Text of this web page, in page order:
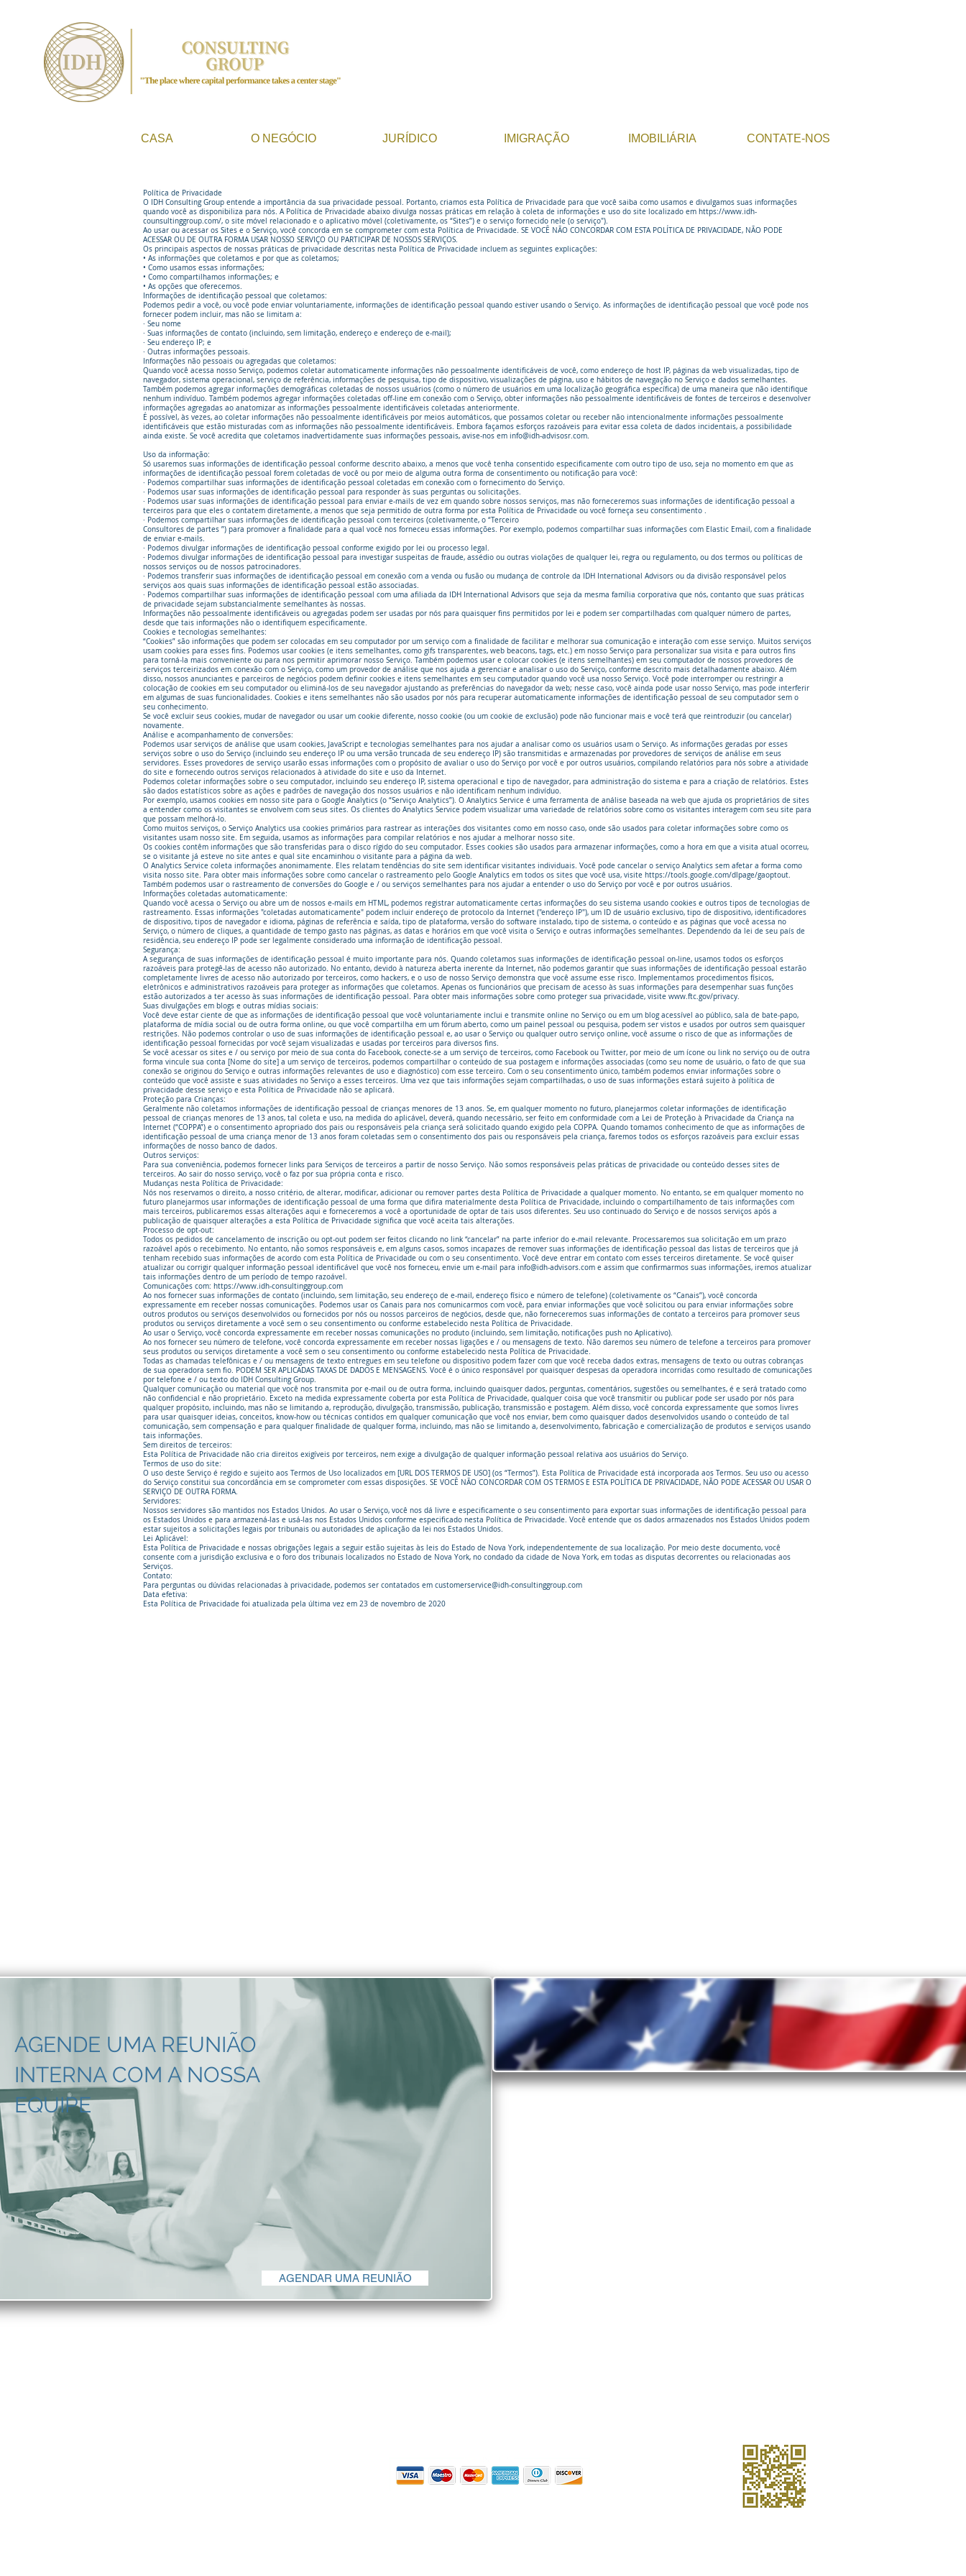
CASA O NEGÓCIO JURÍDICO IMIGRAÇÃO IMOBILIÁRIA CONTATE-NOS
Política de Privacidade
O IDH Consulting Group entende a importância da sua privacidade pessoal. Portanto, criamos esta Política de Privacidade para que você saiba como usamos e divulgamos suas informações
quando você as disponibiliza para nós. A Política de Privacidade abaixo divulga nossas práticas em relação à coleta de informações e uso do site localizado em https://www.idh-
counsultinggroup.com/, o site móvel relacionado e o aplicativo móvel (coletivamente, os “Sites”) e o serviço fornecido nele (o serviço").
Ao usar ou acessar os Sites e o Serviço, você concorda em se comprometer com esta Política de Privacidade. SE VOCÊ NÃO CONCORDAR COM ESTA POLÍTICA DE PRIVACIDADE, NÃO PODE
ACESSAR OU DE OUTRA FORMA USAR NOSSO SERVIÇO OU PARTICIPAR DE NOSSOS SERVIÇOS.
Os principais aspectos de nossas práticas de privacidade descritas nesta Política de Privacidade incluem as seguintes explicações:
• As informações que coletamos e por que as coletamos;
• Como usamos essas informações;
• Como compartilhamos informações; e
• As opções que oferecemos.
Informações de identificação pessoal que coletamos:
Podemos pedir a você, ou você pode enviar voluntariamente, informações de identificação pessoal quando estiver usando o Serviço. As informações de identificação pessoal que você pode nos
fornecer podem incluir, mas não se limitam a:
· Seu nome
· Suas informações de contato (incluindo, sem limitação, endereço e endereço de e-mail);
· Seu endereço IP; e
· Outras informações pessoais.
Informações não pessoais ou agregadas que coletamos:
Quando você acessa nosso Serviço, podemos coletar automaticamente informações não pessoalmente identificáveis ​​de você, como endereço de host IP, páginas da web visualizadas, tipo de
navegador, sistema operacional, serviço de referência, informações de pesquisa, tipo de dispositivo, visualizações de página, uso e hábitos de navegação no Serviço e dados semelhantes.
Também podemos agregar informações demográficas coletadas de nossos usuários (como o número de usuários em uma localização geográfica específica) de uma maneira que não identifique
nenhum indivíduo. Também podemos agregar informações coletadas off-line em conexão com o Serviço, obter informações não pessoalmente identificáveis ​​de fontes de terceiros e desenvolver
informações agregadas ao anatomizar as informações pessoalmente identificáveis ​​coletadas anteriormente.
É possível, às vezes, ao coletar informações não pessoalmente identificáveis ​​por meios automáticos, que possamos coletar ou receber não intencionalmente informações pessoalmente
identificáveis ​​que estão misturadas com as informações não pessoalmente identificáveis. Embora façamos esforços razoáveis ​​para evitar essa coleta de dados incidentais, a possibilidade
ainda existe. Se você acredita que coletamos inadvertidamente suas informações pessoais, avise-nos em info@idh-advisosr.com.
Uso da informação:
Só usaremos suas informações de identificação pessoal conforme descrito abaixo, a menos que você tenha consentido especificamente com outro tipo de uso, seja no momento em que as
informações de identificação pessoal forem coletadas de você ou por meio de alguma outra forma de consentimento ou notificação para você:
· Podemos compartilhar suas informações de identificação pessoal coletadas em conexão com o fornecimento do Serviço.
· Podemos usar suas informações de identificação pessoal para responder às suas perguntas ou solicitações.
· Podemos usar suas informações de identificação pessoal para enviar e-mails de vez em quando sobre nossos serviços, mas não forneceremos suas informações de identificação pessoal a
terceiros para que eles o contatem diretamente, a menos que seja permitido de outra forma por esta Política de Privacidade ou você forneça seu consentimento .
· Podemos compartilhar suas informações de identificação pessoal com terceiros (coletivamente, o “Terceiro
Consultores de partes ”) para promover a finalidade para a qual você nos forneceu essas informações. Por exemplo, podemos compartilhar suas informações com Elastic Email, com a finalidade
de enviar e-mails.
· Podemos divulgar informações de identificação pessoal conforme exigido por lei ou processo legal.
· Podemos divulgar informações de identificação pessoal para investigar suspeitas de fraude, assédio ou outras violações de qualquer lei, regra ou regulamento, ou dos termos ou políticas de
nossos serviços ou de nossos patrocinadores.
· Podemos transferir suas informações de identificação pessoal em conexão com a venda ou fusão ou mudança de controle da IDH International Advisors ou da divisão responsável pelos
serviços aos quais suas informações de identificação pessoal estão associadas.
· Podemos compartilhar suas informações de identificação pessoal com uma afiliada da IDH International Advisors que seja da mesma família corporativa que nós, contanto que suas práticas
de privacidade sejam substancialmente semelhantes às nossas.
Informações não pessoalmente identificáveis ​​ou agregadas podem ser usadas por nós para quaisquer fins permitidos por lei e podem ser compartilhadas com qualquer número de partes,
desde que tais informações não o identifiquem especificamente.
Cookies e tecnologias semelhantes:
“Cookies” são informações que podem ser colocadas em seu computador por um serviço com a finalidade de facilitar e melhorar sua comunicação e interação com esse serviço. Muitos serviços
usam cookies para esses fins. Podemos usar cookies (e itens semelhantes, como gifs transparentes, web beacons, tags, etc.) em nosso Serviço para personalizar sua visita e para outros fins
para torná-la mais conveniente ou para nos permitir aprimorar nosso Serviço. Também podemos usar e colocar cookies (e itens semelhantes) em seu computador de nossos provedores de
serviços terceirizados em conexão com o Serviço, como um provedor de análise que nos ajuda a gerenciar e analisar o uso do Serviço, conforme descrito mais detalhadamente abaixo. Além
disso, nossos anunciantes e parceiros de negócios podem definir cookies e itens semelhantes em seu computador quando você usa nosso Serviço. Você pode interromper ou restringir a
colocação de cookies em seu computador ou eliminá-los de seu navegador ajustando as preferências do navegador da web; nesse caso, você ainda pode usar nosso Serviço, mas pode interferir
em algumas de suas funcionalidades. Cookies e itens semelhantes não são usados ​​por nós para recuperar automaticamente informações de identificação pessoal de seu computador sem o
seu conhecimento.
Se você excluir seus cookies, mudar de navegador ou usar um cookie diferente, nosso cookie (ou um cookie de exclusão) pode não funcionar mais e você terá que reintroduzir (ou cancelar)
novamente.
Análise e acompanhamento de conversões:
Podemos usar serviços de análise que usam cookies, JavaScript e tecnologias semelhantes para nos ajudar a analisar como os usuários usam o Serviço. As informações geradas por esses
serviços sobre o uso do Serviço (incluindo seu endereço IP ou uma versão truncada de seu endereço IP) são transmitidas e armazenadas por provedores de serviços de análise em seus
servidores. Esses provedores de serviço usarão essas informações com o propósito de avaliar o uso do Serviço por você e por outros usuários, compilando relatórios para nós sobre a atividade
do site e fornecendo outros serviços relacionados à atividade do site e uso da Internet.
Podemos coletar informações sobre o seu computador, incluindo seu endereço IP, sistema operacional e tipo de navegador, para administração do sistema e para a criação de relatórios. Estes
são dados estatísticos sobre as ações e padrões de navegação dos nossos usuários e não identificam nenhum indivíduo.
Por exemplo, usamos cookies em nosso site para o Google Analytics (o “Serviço Analytics”). O Analytics Service é uma ferramenta de análise baseada na web que ajuda os proprietários de sites
a entender como os visitantes se envolvem com seus sites. Os clientes do Analytics Service podem visualizar uma variedade de relatórios sobre como os visitantes interagem com seu site para
que possam melhorá-lo.
Como muitos serviços, o Serviço Analytics usa cookies primários para rastrear as interações dos visitantes como em nosso caso, onde são usados ​​para coletar informações sobre como os
visitantes usam nosso site. Em seguida, usamos as informações para compilar relatórios e nos ajudar a melhorar nosso site.
Os cookies contêm informações que são transferidas para o disco rígido do seu computador. Esses cookies são usados ​​para armazenar informações, como a hora em que a visita atual ocorreu,
se o visitante já esteve no site antes e qual site encaminhou o visitante para a página da web.
O Analytics Service coleta informações anonimamente. Eles relatam tendências do site sem identificar visitantes individuais. Você pode cancelar o serviço Analytics sem afetar a forma como
visita nosso site. Para obter mais informações sobre como cancelar o rastreamento pelo Google Analytics em todos os sites que você usa, visite https://tools.google.com/dlpage/gaoptout.
Também podemos usar o rastreamento de conversões do Google e / ou serviços semelhantes para nos ajudar a entender o uso do Serviço por você e por outros usuários.
Informações coletadas automaticamente:
Quando você acessa o Serviço ou abre um de nossos e-mails em HTML, podemos registrar automaticamente certas informações do seu sistema usando cookies e outros tipos de tecnologias de
rastreamento. Essas informações "coletadas automaticamente" podem incluir endereço de protocolo da Internet ("endereço IP"), um ID de usuário exclusivo, tipo de dispositivo, identificadores
de dispositivo, tipos de navegador e idioma, páginas de referência e saída, tipo de plataforma, versão do software instalado, tipo de sistema, o conteúdo e as páginas que você acessa no
Serviço, o número de cliques, a quantidade de tempo gasto nas páginas, as datas e horários em que você visita o Serviço e outras informações semelhantes. Dependendo da lei de seu país de
residência, seu endereço IP pode ser legalmente considerado uma informação de identificação pessoal.
Segurança:
A segurança de suas informações de identificação pessoal é muito importante para nós. Quando coletamos suas informações de identificação pessoal on-line, usamos todos os esforços
razoáveis ​​para protegê-las de acesso não autorizado. No entanto, devido à natureza aberta inerente da Internet, não podemos garantir que suas informações de identificação pessoal estarão
completamente livres de acesso não autorizado por terceiros, como hackers, e o uso de nosso Serviço demonstra que você assume esse risco. Implementamos procedimentos físicos,
eletrônicos e administrativos razoáveis ​​para proteger as informações que coletamos. Apenas os funcionários que precisam de acesso às suas informações para desempenhar suas funções
estão autorizados a ter acesso às suas informações de identificação pessoal. Para obter mais informações sobre como proteger sua privacidade, visite www.ftc.gov/privacy.
Suas divulgações em blogs e outras mídias sociais:
Você deve estar ciente de que as informações de identificação pessoal que você voluntariamente inclui e transmite online no Serviço ou em um blog acessível ao público, sala de bate-papo,
plataforma de mídia social ou de outra forma online, ou que você compartilha em um fórum aberto, como um painel pessoal ou pesquisa, podem ser vistos e usados ​​por outros sem quaisquer
restrições. Não podemos controlar o uso de suas informações de identificação pessoal e, ao usar o Serviço ou qualquer outro serviço online, você assume o risco de que as informações de
identificação pessoal fornecidas por você sejam visualizadas e usadas por terceiros para diversos fins.
Se você acessar os sites e / ou serviço por meio de sua conta do Facebook, conecte-se a um serviço de terceiros, como Facebook ou Twitter, por meio de um ícone ou link no serviço ou de outra
forma vincule sua conta [Nome do site] a um serviço de terceiros, podemos compartilhar o conteúdo de sua postagem e informações associadas (como seu nome de usuário, o fato de que sua
conexão se originou do Serviço e outras informações relevantes de uso e diagnóstico) com esse terceiro. Com o seu consentimento único, também podemos enviar informações sobre o
conteúdo que você assiste e suas atividades no Serviço a esses terceiros. Uma vez que tais informações sejam compartilhadas, o uso de suas informações estará sujeito à política de
privacidade desse serviço e esta Política de Privacidade não se aplicará.
Proteção para Crianças:
Geralmente não coletamos informações de identificação pessoal de crianças menores de 13 anos. Se, em qualquer momento no futuro, planejarmos coletar informações de identificação
pessoal de crianças menores de 13 anos, tal coleta e uso, na medida do aplicável, deverá, quando necessário, ser feito em conformidade com a Lei de Proteção à Privacidade da Criança na
Internet (“COPPA”) e o consentimento apropriado dos pais ou responsáveis ​​pela criança será solicitado quando exigido pela COPPA. Quando tomamos conhecimento de que as informações de
identificação pessoal de uma criança menor de 13 anos foram coletadas sem o consentimento dos pais ou responsáveis ​​pela criança, faremos todos os esforços razoáveis ​​para excluir essas
informações de nosso banco de dados.
Outros serviços:
Para sua conveniência, podemos fornecer links para Serviços de terceiros a partir de nosso Serviço. Não somos responsáveis ​​pelas práticas de privacidade ou conteúdo desses sites de
terceiros. Ao sair do nosso serviço, você o faz por sua própria conta e risco.
Mudanças nesta Política de Privacidade:
Nós nos reservamos o direito, a nosso critério, de alterar, modificar, adicionar ou remover partes desta Política de Privacidade a qualquer momento. No entanto, se em qualquer momento no
futuro planejarmos usar informações de identificação pessoal de uma forma que difira materialmente desta Política de Privacidade, incluindo o compartilhamento de tais informações com
mais terceiros, publicaremos essas alterações aqui e forneceremos a você a oportunidade de optar de tais usos diferentes. Seu uso continuado do Serviço e de nossos serviços após a
publicação de quaisquer alterações a esta Política de Privacidade significa que você aceita tais alterações.
Processo de opt-out:
Todos os pedidos de cancelamento de inscrição ou opt-out podem ser feitos clicando no link “cancelar” na parte inferior do e-mail relevante. Processaremos sua solicitação em um prazo
razoável após o recebimento. No entanto, não somos responsáveis ​​e, em alguns casos, somos incapazes de remover suas informações de identificação pessoal das listas de terceiros que já
tenham recebido suas informações de acordo com esta Política de Privacidade ou com o seu consentimento. Você deve entrar em contato com esses terceiros diretamente. Se você quiser
atualizar ou corrigir qualquer informação pessoal identificável que você nos forneceu, envie um e-mail para info@idh-advisors.com e assim que confirmarmos suas informações, iremos atualizar
tais informações dentro de um período de tempo razoável.
Comunicações com: https://www.idh-consultinggroup.com
Ao nos fornecer suas informações de contato (incluindo, sem limitação, seu endereço de e-mail, endereço físico e número de telefone) (coletivamente os “Canais”), você concorda
expressamente em receber nossas comunicações. Podemos usar os Canais para nos comunicarmos com você, para enviar informações que você solicitou ou para enviar informações sobre
outros produtos ou serviços desenvolvidos ou fornecidos por nós ou nossos parceiros de negócios, desde que, não forneceremos suas informações de contato a terceiros para promover seus
produtos ou serviços diretamente a você sem o seu consentimento ou conforme estabelecido nesta Política de Privacidade.
Ao usar o Serviço, você concorda expressamente em receber nossas comunicações no produto (incluindo, sem limitação, notificações push no Aplicativo).
Ao nos fornecer seu número de telefone, você concorda expressamente em receber nossas ligações e / ou mensagens de texto. Não daremos seu número de telefone a terceiros para promover
seus produtos ou serviços diretamente a você sem o seu consentimento ou conforme estabelecido nesta Política de Privacidade.
Todas as chamadas telefônicas e / ou mensagens de texto entregues em seu telefone ou dispositivo podem fazer com que você receba dados extras, mensagens de texto ou outras cobranças
de sua operadora sem fio. PODEM SER APLICADAS TAXAS DE DADOS E MENSAGENS. Você é o único responsável por quaisquer despesas da operadora incorridas como resultado de comunicações
por telefone e / ou texto do IDH Consulting Group.
Qualquer comunicação ou material que você nos transmita por e-mail ou de outra forma, incluindo quaisquer dados, perguntas, comentários, sugestões ou semelhantes, é e será tratado como
não confidencial e não proprietário. Exceto na medida expressamente coberta por esta Política de Privacidade, qualquer coisa que você transmitir ou publicar pode ser usado por nós para
qualquer propósito, incluindo, mas não se limitando a, reprodução, divulgação, transmissão, publicação, transmissão e postagem. Além disso, você concorda expressamente que somos livres
para usar quaisquer ideias, conceitos, know-how ou técnicas contidos em qualquer comunicação que você nos enviar, bem como quaisquer dados desenvolvidos usando o conteúdo de tal
comunicação, sem compensação e para qualquer finalidade de qualquer forma, incluindo, mas não se limitando a, desenvolvimento, fabricação e comercialização de produtos e serviços usando
tais informações.
Sem direitos de terceiros:
Esta Política de Privacidade não cria direitos exigíveis por terceiros, nem exige a divulgação de qualquer informação pessoal relativa aos usuários do Serviço.
Termos de uso do site:
O uso deste Serviço é regido e sujeito aos Termos de Uso localizados em [URL DOS TERMOS DE USO] (os “Termos”). Esta Política de Privacidade está incorporada aos Termos. Seu uso ou acesso
do Serviço constitui sua concordância em se comprometer com essas disposições. SE VOCÊ NÃO CONCORDAR COM OS TERMOS E ESTA POLÍTICA DE PRIVACIDADE, NÃO PODE ACESSAR OU USAR O
SERVIÇO DE OUTRA FORMA.
Servidores:
Nossos servidores são mantidos nos Estados Unidos. Ao usar o Serviço, você nos dá livre e especificamente o seu consentimento para exportar suas informações de identificação pessoal para
os Estados Unidos e para armazená-las e usá-las nos Estados Unidos conforme especificado nesta Política de Privacidade. Você entende que os dados armazenados nos Estados Unidos podem
estar sujeitos a solicitações legais por tribunais ou autoridades de aplicação da lei nos Estados Unidos.
Lei Aplicável:
Esta Política de Privacidade e nossas obrigações legais a seguir estão sujeitas às leis do Estado de Nova York, independentemente de sua localização. Por meio deste documento, você
consente com a jurisdição exclusiva e o foro dos tribunais localizados no Estado de Nova York, no condado da cidade de Nova York, em todas as disputas decorrentes ou relacionadas aos
Serviços.
Contato:
Para perguntas ou dúvidas relacionadas à privacidade, podemos ser contatados em customerservice@idh-consultinggroup.com
Data efetiva:
Esta Política de Privacidade foi atualizada pela última vez em 23 de novembro de 2020
AGENDE UMA REUNIÃO
INTERNA COM A NOSSA
EQUIPE
AGENDAR UMA REUNIÃO